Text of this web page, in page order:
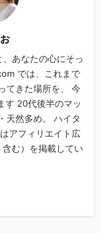
あなたの心にそっ
では、これまで
てきた場所を、 今
す 20代後半のマッ
天然多め。 ハイタ
アフィリエイト広
む）を掲載してい